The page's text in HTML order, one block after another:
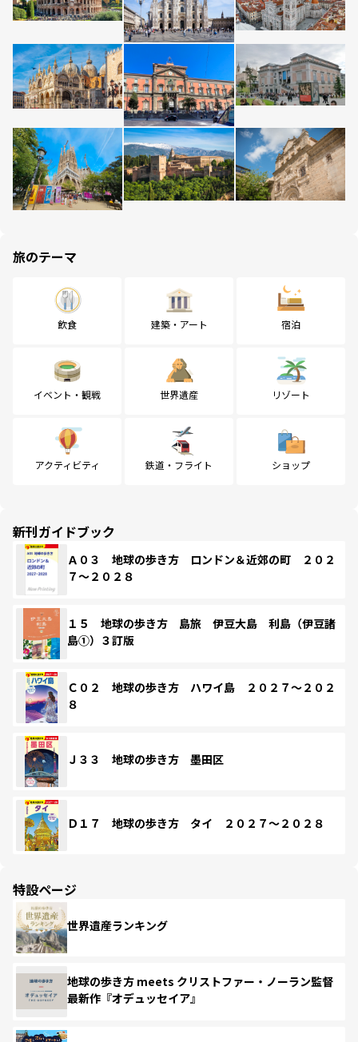
旅のテーマ
飲食 建築・アート 宿泊
イベント・観戦 世界遺産 リゾート
アクティビティ 鉄道・フライト ショップ
新刊ガイドブック
Ａ０３ 地球の歩き方 ロンドン＆近郊の町 ２０２
７～２０２８
１５ 地球の歩き方 島旅 伊豆大島 利島（伊豆諸
島①）３訂版
Ｃ０２ 地球の歩き方 ハワイ島 ２０２７～２０２
８
Ｊ３３ 地球の歩き方 墨田区
Ｄ１７ 地球の歩き方 タイ ２０２７～２０２８
特設ページ
世界遺産ランキング
地球の歩き方 meets クリストファー・ノーラン監督
最新作『オデュッセイア』